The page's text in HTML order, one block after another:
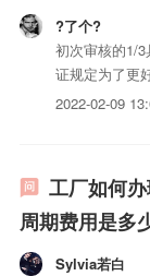
?了个?
初次审核的1/
证规定为了更
模（员工人数
质优价的基
证、职业健
2022-02-09
工厂如何
周期费用是多
Sylvia若白